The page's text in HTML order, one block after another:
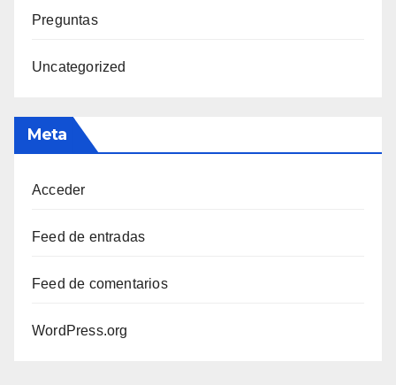
Preguntas
Uncategorized
Meta
Acceder
Feed de entradas
Feed de comentarios
WordPress.org